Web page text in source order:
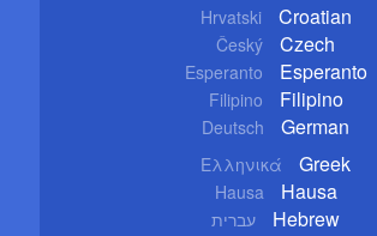
Hrvatski Croatian
Český Czech
Esperanto Esperanto
Filipino Filipino
Deutsch German
Ελληνικά Greek
Hausa Hausa
עברית Hebrew